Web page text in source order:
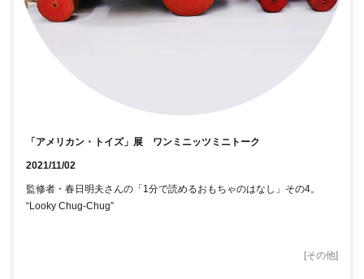
「アメリカン・トイズ」展 ワンミニッツミニトーク
2021/11/02
監修者・春日明夫さんの「1分で読めるおもちゃのはなし」その4。
“Looky Chug-Chug”
[その他]